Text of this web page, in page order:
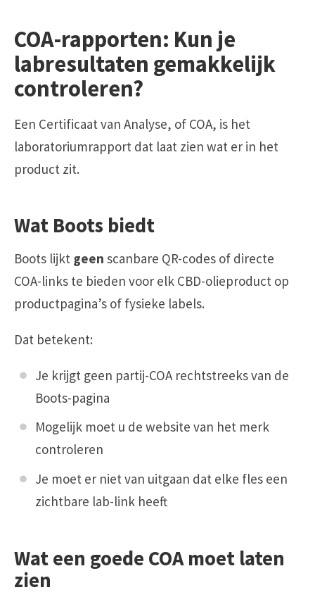
COA-rapporten: Kun je
labresultaten gemakkelijk
controleren?
Een Certificaat van Analyse, of COA, is het
laboratoriumrapport dat laat zien wat er in het
product zit.
Wat Boots biedt
Boots lijkt geen scanbare QR-codes of directe
COA-links te bieden voor elk CBD-olieproduct op
productpagina’s of fysieke labels.
Dat betekent:
Je krijgt geen partij-COA rechtstreeks van de
Boots-pagina
Mogelijk moet u de website van het merk
controleren
Je moet er niet van uitgaan dat elke fles een
zichtbare lab-link heeft
Wat een goede COA moet laten
zien